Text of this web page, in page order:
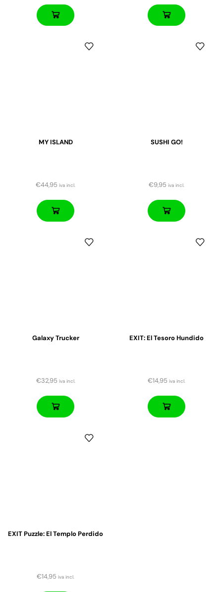
MY ISLAND
€44,95 iva incl.
SUSHI GO!
€9,95 iva incl.
Galaxy Trucker
€32,95 iva incl.
EXIT: El Tesoro Hundido
€14,95 iva incl.
EXIT Puzzle: El Templo Perdido
€14,95 iva incl.